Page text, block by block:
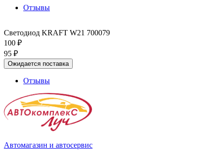
Отзывы
Светодиод KRAFT W21 700079
100 ₽
95 ₽
Ожидается поставка
Отзывы
Автомагазин и автосервис